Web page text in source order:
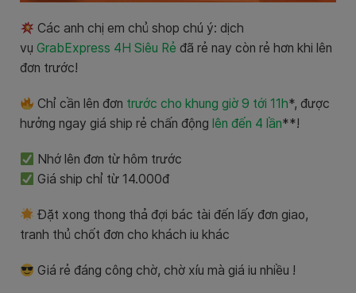
Các anh chị em chủ shop chú ý: dịch
vụ GrabExpress 4H Siêu Rẻ đã rẻ nay còn rẻ hơn khi lên
đơn trước!
Chỉ cần lên đơn trước cho khung giờ 9 tới 11h*, được
hưởng ngay giá ship rẻ chấn động lên đến 4 lần**!
Nhớ lên đơn từ hôm trước
Giá ship chỉ từ 14.000đ
Đặt xong thong thả đợi bác tài đến lấy đơn giao,
tranh thủ chốt đơn cho khách iu khác
Giá rẻ đáng công chờ, chờ xíu mà giá iu nhiều !